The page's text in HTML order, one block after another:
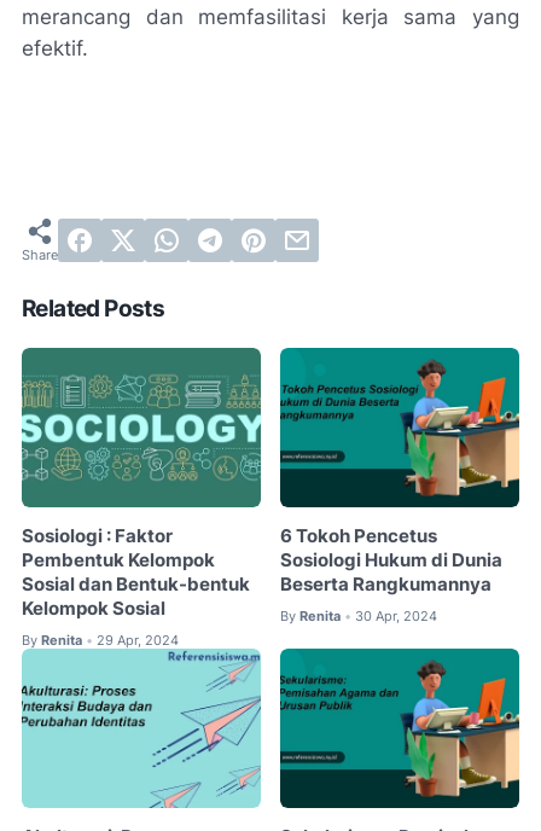
merancang dan memfasilitasi kerja sama yang
efektif.
Related Posts
Sosiologi : Faktor
Pembentuk Kelompok
Sosial dan Bentuk-bentuk
Kelompok Sosial
By Renita • 29 Apr, 2024
6 Tokoh Pencetus
Sosiologi Hukum di Dunia
Beserta Rangkumannya
By Renita • 30 Apr, 2024